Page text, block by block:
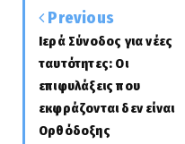
Previous
Ιερά Σύνοδος για νέες
ταυτότητες: Οι
επιφυλάξεις που
εκφράζονται δεν είναι
Ορθόδοξης